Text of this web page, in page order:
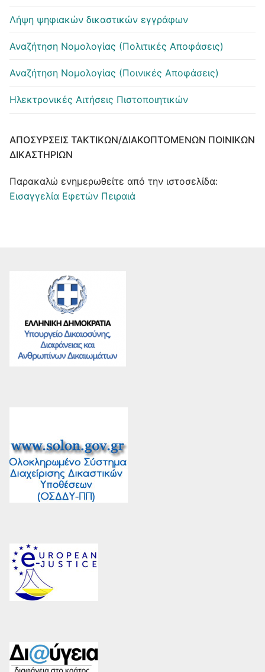
Λήψη ψηφιακών δικαστικών εγγράφων
Αναζήτηση Νομολογίας (Πολιτικές Αποφάσεις)
Αναζήτηση Νομολογίας (Ποινικές Αποφάσεις)
Ηλεκτρονικές Αιτήσεις Πιστοποιητικών
ΑΠΟΣΎΡΣΕΙΣ ΤΑΚΤΙΚΏΝ/ΔΙΑΚΟΠΤΌΜΕΝΩΝ ΠΟΙΝΙΚΏΝ
ΔΙΚΑΣΤΗΡΊΩΝ
Παρακαλώ ενημερωθείτε από την ιστοσελίδα:
Εισαγγελία Εφετών Πειραιά